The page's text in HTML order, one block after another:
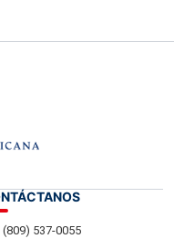
(809) 537-0055